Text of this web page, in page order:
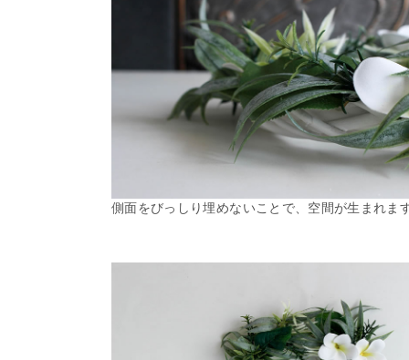
側面をびっしり埋めないことで、空間が生まれま